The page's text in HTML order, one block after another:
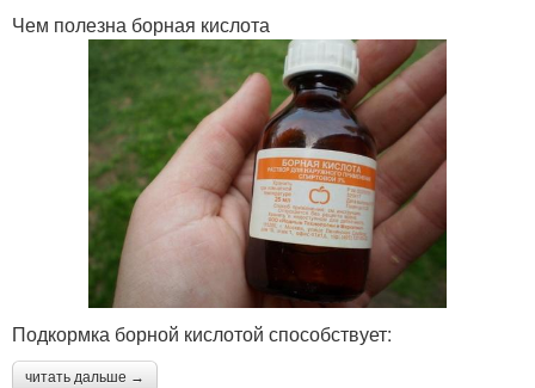
Чем полезна борная кислота
Подкормка борной кислотой способствует:
читать дальше →